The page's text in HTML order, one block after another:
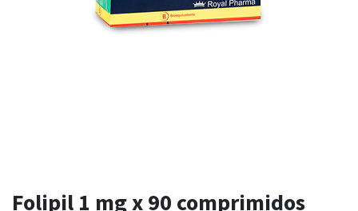
Folipil 1 mg x 90 comprimidos